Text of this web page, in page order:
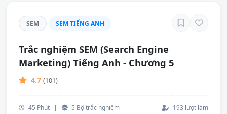
SEM SEM TIẾNG ANH
Trắc nghiệm SEM (Search Engine
Marketing) Tiếng Anh - Chương 5
4.7 (101)
45 Phút | 5 Bộ trắc nghiệm 193 lượt làm